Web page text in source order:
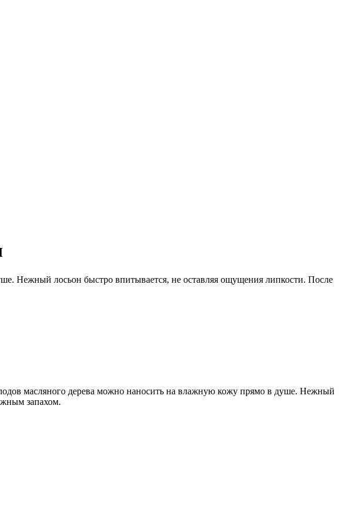
Нежный лосьон быстро впитывается, не оставляя ощущения липкости. После
масляного дерева можно наносить на влажную кожу прямо в душе. Нежный
запахом.